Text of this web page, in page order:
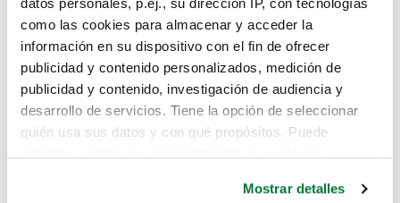
datos personales, p.ej., su dirección IP, con tecnologías
como las cookies para almacenar y acceder la
información en su dispositivo con el fin de ofrecer
publicidad y contenido personalizados, medición de
publicidad y contenido, investigación de audiencia y
desarrollo de servicios. Tiene la opción de seleccionar
quién usa sus datos y con qué propósitos. Puede
Mostrar detalles
Lo sentimos, no sabemos como
te hemos traido hasta aquí.
Pero puedes encontrar el coche que estás
buscando en alguno de estos enlaces: